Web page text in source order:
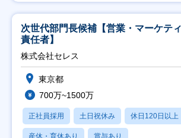
次世代部門長候補【営業・マーケテ
責任者】
株式会社セレス
東京都
700万~1500万
正社員採用 土日祝休み 休日120日以上
産休・育休あり 賞与あり